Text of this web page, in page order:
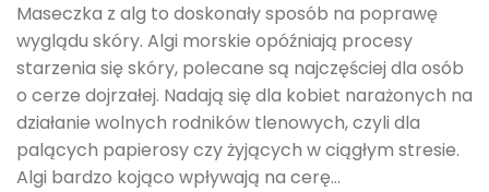
Maseczka z alg to doskonały sposób na poprawę
wyglądu skóry. Algi morskie opóźniają procesy
starzenia się skóry, polecane są najczęściej dla osób
o cerze dojrzałej. Nadają się dla kobiet narażonych na
działanie wolnych rodników tlenowych, czyli dla
palących papierosy czy żyjących w ciągłym stresie.
Algi bardzo kojąco wpływają na cerę...